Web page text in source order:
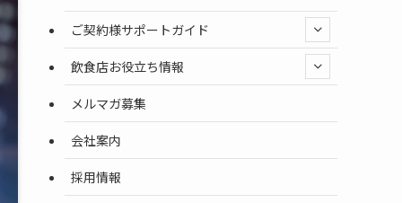
ご契約様サポートガイド
飲食店お役立ち情報
メルマガ募集
会社案内
採用情報